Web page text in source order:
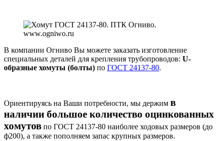
В компании Огниво Вы можете заказать изготовление
специальных деталей для крепления трубопроводов: U-
образные хомуты (болты) по ГОСТ 24137-80.
Ориентируясь на Ваши потребности, мы держим в
наличии большое количество оцинкованных
хомутов по ГОСТ 24137-80 наиболее ходовых размеров (до
ф200), а также пополняем запас крупных размеров.